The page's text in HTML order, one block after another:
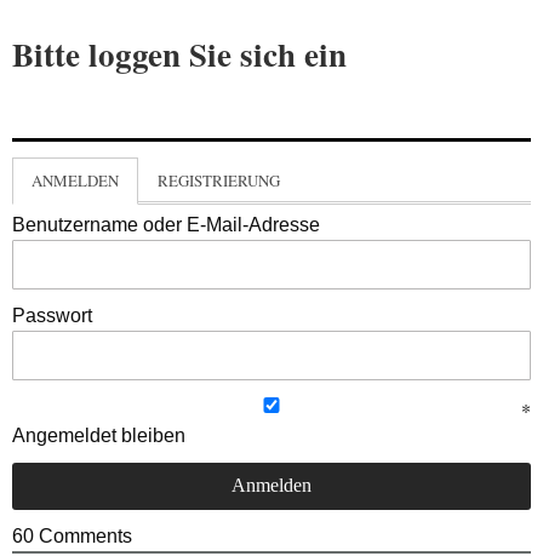
Bitte loggen Sie sich ein
ANMELDEN REGISTRIERUNG
Benutzername oder E-Mail-Adresse
Passwort
Angemeldet bleiben
60 Comments